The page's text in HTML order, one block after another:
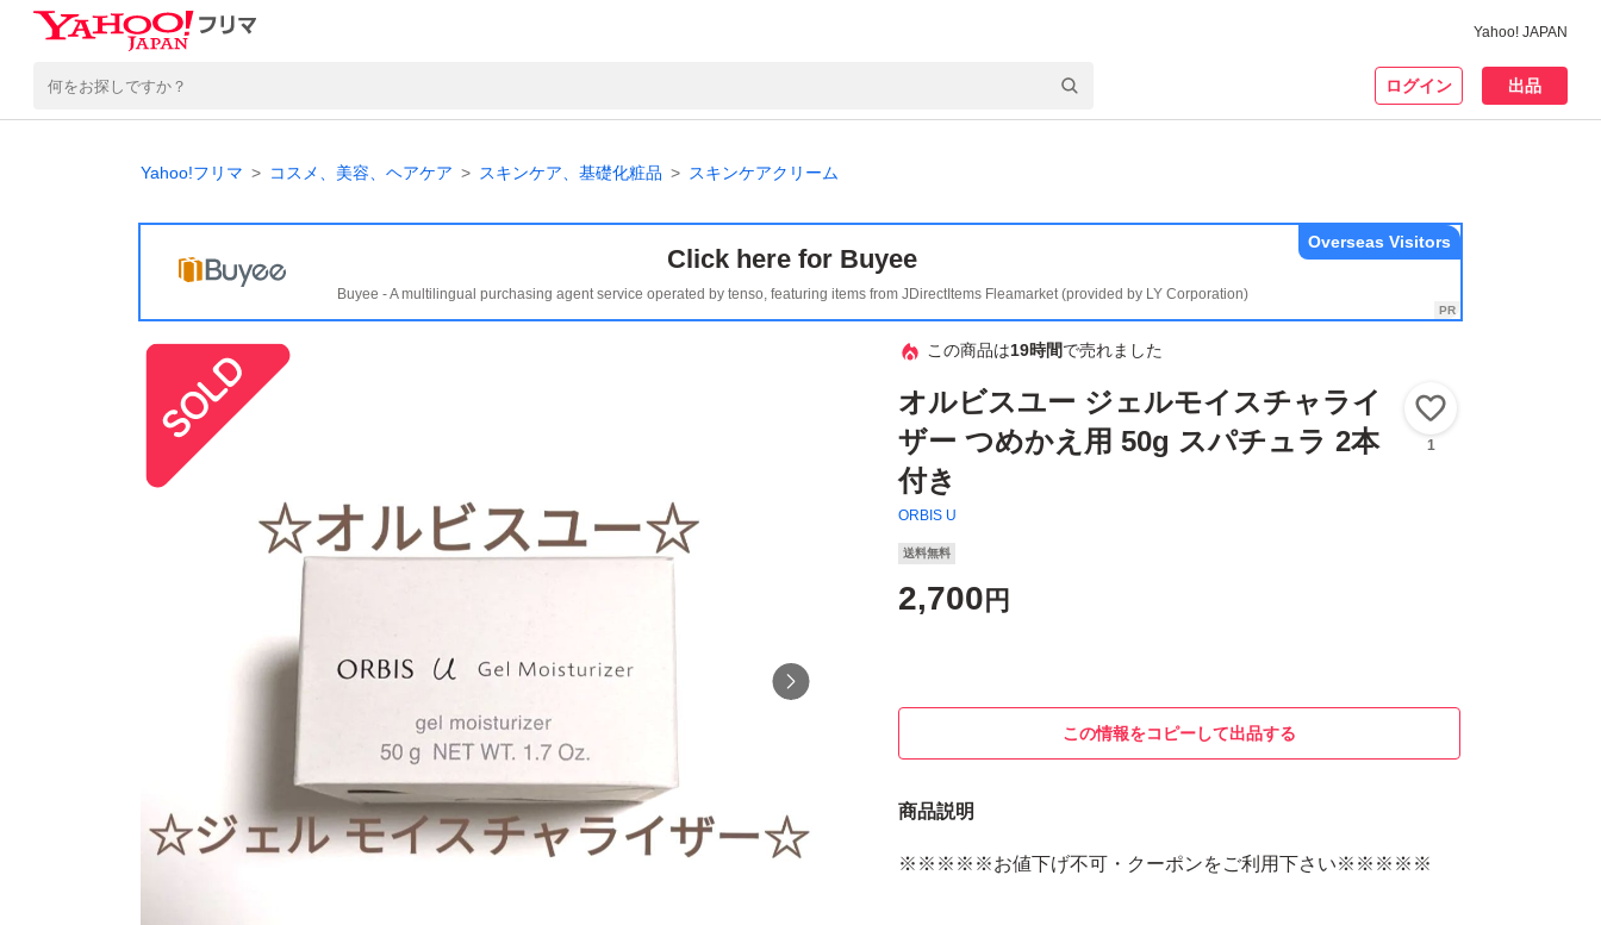
Yahoo! JAPAN
ログイン 出品
Yahoo!フリマ コスメ、美容、ヘアケア スキンケア、基礎化粧品 スキンケアクリーム
Click here for Buyee
Buyee - A multilingual purchasing agent service operated by tenso, featuring items from JDirectItems Fleamarket (provided by LY Corporation)
Overseas Visitors
この商品は19時間で売れました
オルビスユー ジェルモイスチャライ
ザー つめかえ用 50g スパチュラ 2本
付き
ORBIS U
1
送料無料
2,700 円
この情報をコピーして出品する
商品説明
※※※※※お値下げ不可・クーポンをご利用下さい※※※※※